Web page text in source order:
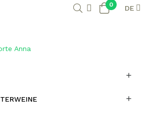
0 DE
Anna

